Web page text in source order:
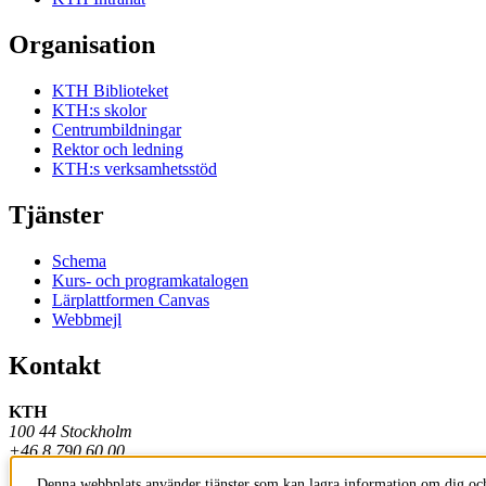
Organisation
KTH Biblioteket
KTH:s skolor
Centrumbildningar
Rektor och ledning
KTH:s verksamhetsstöd
Tjänster
Schema
Kurs- och programkatalogen
Lärplattformen Canvas
Webbmejl
Kontakt
KTH
100 44 Stockholm
+46 8 790 60 00